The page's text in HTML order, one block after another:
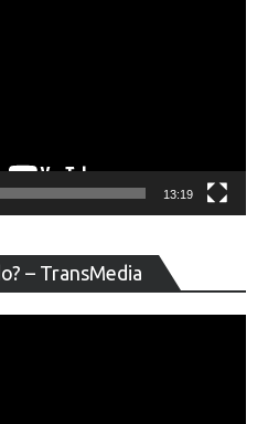
13:19
– TransMedia
de